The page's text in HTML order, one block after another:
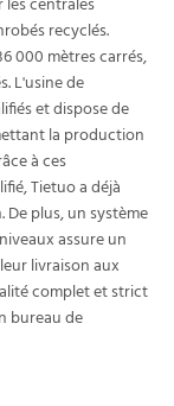
recyclés.
000 mètres carrés,
L'usine de
et dispose de
la production
à ces
Tietuo a déjà
plus, un système
assure un
livraison aux
complet et strict
bureau de